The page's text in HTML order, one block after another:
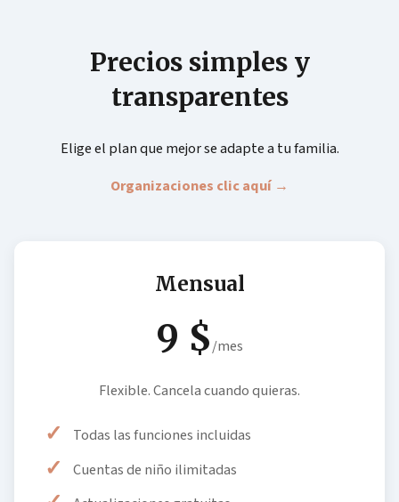
Precios simples y
transparentes
Elige el plan que mejor se adapte a tu familia.
Organizaciones clic aquí →
Mensual
9 $/mes
Flexible. Cancela cuando quieras.
Todas las funciones incluidas
Cuentas de niño ilimitadas